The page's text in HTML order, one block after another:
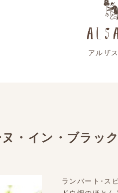
アルザ
・イン・ブラック
ランバート･ス